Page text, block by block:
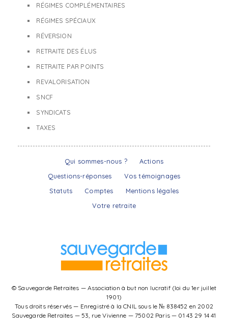
RÉGIMES COMPLÉMENTAIRES
RÉGIMES SPÉCIAUX
RÉVERSION
RETRAITE DES ÉLUS
RETRAITE PAR POINTS
REVALORISATION
SNCF
SYNDICATS
TAXES
Qui sommes-nous ?
Actions
Questions-réponses
Vos témoignages
Statuts
Comptes
Mentions légales
Votre retraite
© Sauvegarde Retraites — Association à but non lucratif (loi du 1er juillet
1901)
Tous droits réservés — Enregistré à la CNIL sous le № 838452 en 2002
Sauvegarde Retraites — 53, rue Vivienne — 75002 Paris — 01 43 29 14 41